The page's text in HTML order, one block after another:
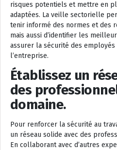
risques potentiels et mettre en
adaptées. La veille sectorielle
tenir informé des normes et des
mais aussi d’identifier les
assurer la sécurité des
l’entreprise.
Établissez un
des
domaine.
Pour renforcer la sécurité au
un réseau solide avec des
En collaborant avec d’autres